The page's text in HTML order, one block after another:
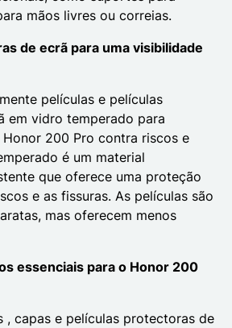
mãos livres ou correias.
de ecrã para uma visibilidade
películas e películas
em vidro temperado para
200 Pro contra riscos e
é um material
que oferece uma proteção
e as fissuras. As películas são
mas oferecem menos
essenciais para o Honor 200
, capas e películas protectoras de